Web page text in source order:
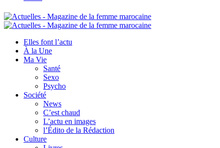
Elles font l’actu
À la Une
Ma Vie
Santé
Sexo
Psycho
Société
News
C’est chaud
L’actu en images
l’Édito de la Rédaction
Culture